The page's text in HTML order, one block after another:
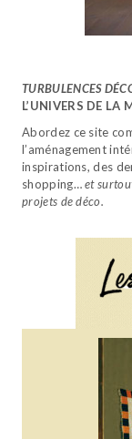
TURBULENCES
L’UNIVERS DE LA
Abordez ce site
l’aménagement
inspirations, des
shopping…et
projets de déco.